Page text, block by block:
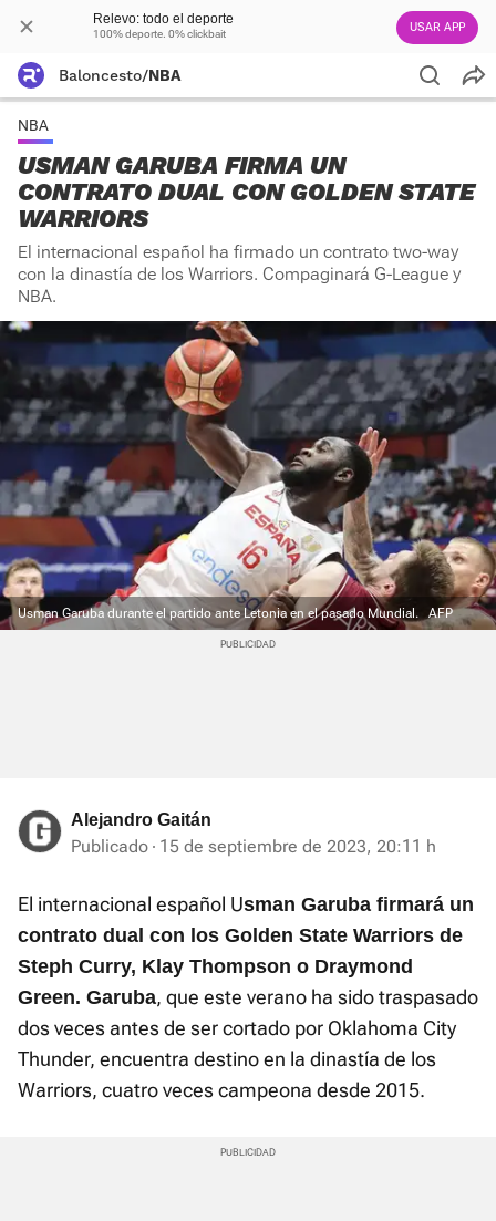
Relevo: todo el deporte
100% deporte. 0% clickbait USAR APP
Baloncesto/NBA
NBA
USMAN GARUBA FIRMA UN
CONTRATO DUAL CON GOLDEN STATE
WARRIORS
El internacional español ha firmado un contrato two-way
con la dinastía de los Warriors. Compaginará G-League y
NBA.
Usman Garuba durante el partido ante Letonia en el pasado Mundial. AFP
Alejandro Gaitán
Publicado 15 de septiembre de 2023, 20:11 h
El internacional español Usman Garuba firmará un
contrato dual con los Golden State Warriors de
Steph Curry, Klay Thompson o Draymond
Green. Garuba, que este verano ha sido traspasado
dos veces antes de ser cortado por Oklahoma City
Thunder, encuentra destino en la dinastía de los
Warriors, cuatro veces campeona desde 2015.